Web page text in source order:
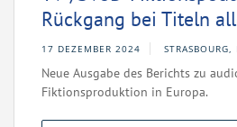
Rückgang bei Titeln
17 DEZEMBER 2024 STRASBOURG,
Neue Ausgabe des Berichts zu
Fiktionsproduktion in Europa.